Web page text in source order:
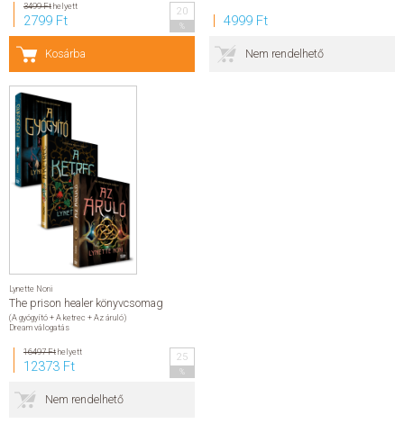
3499 Fthelyett
2799 Ft
20
Kosárba
4999 Ft
Nem rendelhető
Lynette Noni
The prison healer könyvcsomag
(A gyógyító + A ketrec + Az áruló)
Dream válogatás
16497 Fthelyett
12373 Ft
25
Nem rendelhető